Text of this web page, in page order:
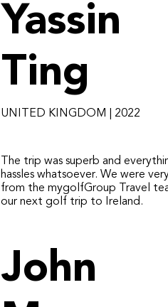
Yassin
Ting
UNITED KINGDOM | 2022
​The trip was superb and
hassles whatsoever. We were
from the mygolfGroup Travel
our next golf trip to Ireland.
John